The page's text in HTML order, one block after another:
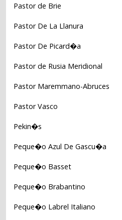
Pastor de Brie
Pastor De La Llanura
Pastor De Picard�a
Pastor de Rusia Meridional
Pastor Maremmano-Abruces
Pastor Vasco
Pekin�s
Peque�o Azul De Gascu�a
Peque�o Basset
Peque�o Brabantino
Peque�o Labrel Italiano